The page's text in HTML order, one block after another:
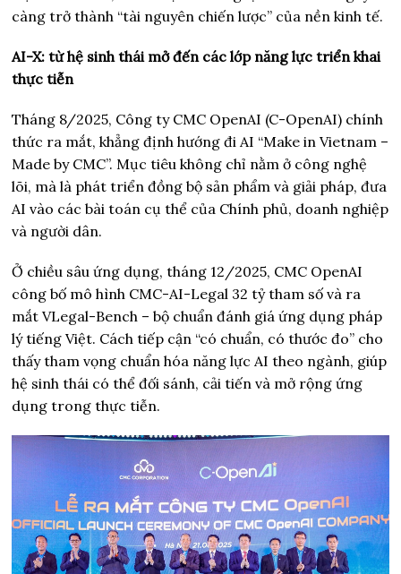
càng trở thành “tài nguyên chiến lược” của nền kinh tế.
AI-X: từ hệ sinh thái mở đến các lớp năng lực triển khai
thực tiễn
Tháng 8/2025, Công ty CMC OpenAI (C-OpenAI) chính
thức ra mắt, khẳng định hướng đi AI “Make in Vietnam –
Made by CMC”. Mục tiêu không chỉ nằm ở công nghệ
lõi, mà là phát triển đồng bộ sản phẩm và giải pháp, đưa
AI vào các bài toán cụ thể của Chính phủ, doanh nghiệp
và người dân.
Ở chiều sâu ứng dụng, tháng 12/2025, CMC OpenAI
công bố mô hình CMC-AI-Legal 32 tỷ tham số và ra
mắt VLegal-Bench – bộ chuẩn đánh giá ứng dụng pháp
lý tiếng Việt. Cách tiếp cận “có chuẩn, có thước đo” cho
thấy tham vọng chuẩn hóa năng lực AI theo ngành, giúp
hệ sinh thái có thể đối sánh, cải tiến và mở rộng ứng
dụng trong thực tiễn.